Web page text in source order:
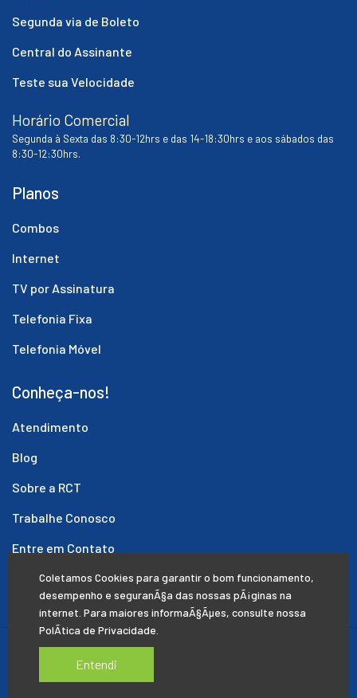
Segunda via de Boleto
Central do Assinante
Teste sua Velocidade
Horário Comercial
Segunda à Sexta das 8:30-12hrs e das 14-18:30hrs e aos sábados das
8:30-12:30hrs.
Planos
Combos
Internet
TV por Assinatura
Telefonia Fixa
Telefonia Móvel
Conheça-nos!
Atendimento
Blog
Sobre a RCT
Trabalhe Conosco
Entre em Contato
Alegrete/RS
Políticas de Privacidade
Coletamos Cookies para garantir o bom funcionamento,
desempenho e seguranÃ§a das nossas pÃ¡ginas na
internet. Para maiores informaÃ§Ãµes, consulte nossa
PolÃ­tica de Privacidade
Entendi